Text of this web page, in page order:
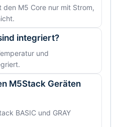
den M5 Core nur mit Strom,
integriert?
und
M5Stack Geräten
BASIC und GRAY